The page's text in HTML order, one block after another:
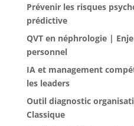
Prévenir les risques
prédictive
QVT en néphrologie |
personnel
IA et management
les leaders
Outil diagnostic
Classique